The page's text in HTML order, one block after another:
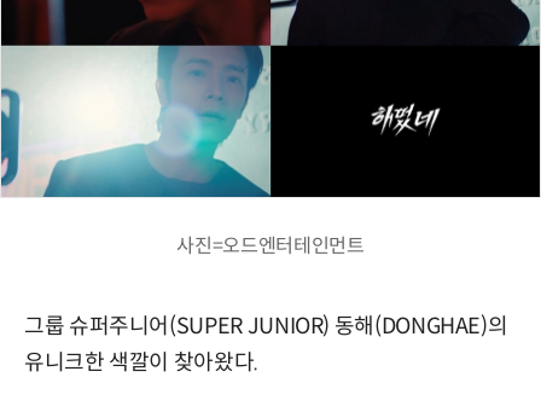
사진=오드엔터테인먼트
그룹 슈퍼주니어(SUPER JUNIOR) 동해(DONGHAE)의
유니크한 색깔이 찾아왔다.